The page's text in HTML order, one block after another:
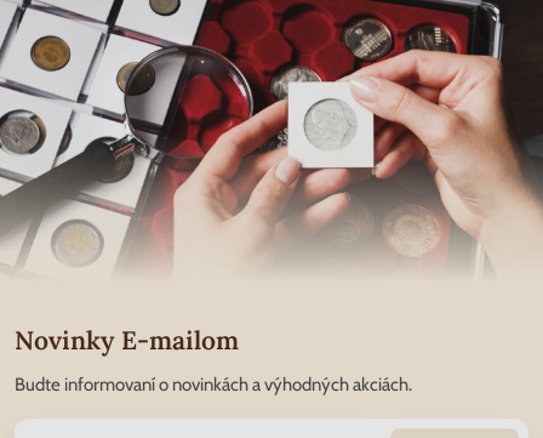
Novinky E-mailom
Budte informovaní o novinkách a výhodných akciách.